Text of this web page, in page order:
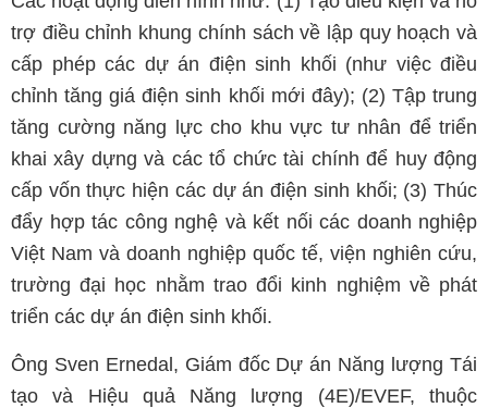
trợ điều chỉnh khung chính sách về lập quy hoạch và
cấp phép các dự án điện sinh khối (như việc điều
chỉnh tăng giá điện sinh khối mới đây); (2) Tập trung
tăng cường năng lực cho khu vực tư nhân để triển
khai xây dựng và các tổ chức tài chính để huy động
cấp vốn thực hiện các dự án điện sinh khối; (3) Thúc
đẩy hợp tác công nghệ và kết nối các doanh nghiệp
Việt Nam và doanh nghiệp quốc tế, viện nghiên cứu,
trường đại học nhằm trao đổi kinh nghiệm về phát
triển các dự án điện sinh khối.
Ông Sven Ernedal, Giám đốc Dự án Năng lượng Tái
tạo và Hiệu quả Năng lượng (4E)/EVEF, thuộc